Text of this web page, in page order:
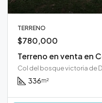
TERRENO
$780,000
Terreno en venta en
Col del bosque victoria de
336m²